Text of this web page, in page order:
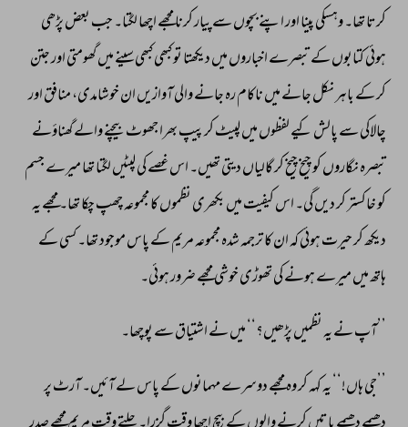
کرتا تھا۔ وہسکی پینا اور اپنے بچوں سے پیار کرنا مجھے اچھا لگتا۔ جب بعض پڑھی
ہوئی کتابوں کے تبصرے اخباروں میں دیکھتا تو کبھی کبھی سینے میں گھومتی اور جتن
کر کے باہر نکل جانے میں ناکام رہ جانے والی آوازیں ان خوشامدی، منافق اور
چالاکی سے پالش کیے لفظوں میں لپیٹ کر پیپ بھرا جھوٹ بیچنے والے گھناؤنے
تبصرہ نگاروں کو چیخ چیخ کر گالیاں دیتی تھیں۔ اس غصے کی لپٹیں لگتا تھا میرے جسم
کو خاکستر کر دیں گی۔ اس کیفیت میں بکھری نظموں کا مجموعہ چھپ چکا تھا۔ مجھے یہ
دیکھ کر حیرت ہوئی کہ ان کا ترجمہ شدہ مجموعہ مریم کے پاس موجود تھا۔ کسی کے
ہاتھ میں میرے ہونے کی تھوڑی خوشی مجھے ضرور ہوئی۔
’’آپ نے یہ نظمیں پڑھیں؟‘‘ میں نے اشتیاق سے پوچھا۔
’’جی ہاں!‘‘ یہ کہہ کر وہ مجھے دوسرے مہمانوں کے پاس لے آئیں۔ آرٹ پر